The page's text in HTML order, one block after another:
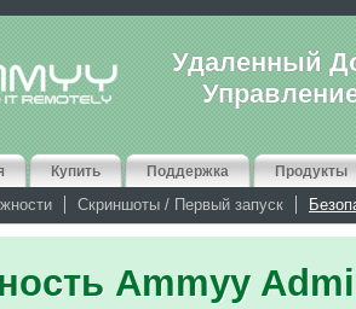
Удаленный
Купить Поддержка Продукты
Скриншоты / Первый запуск
Ammyy